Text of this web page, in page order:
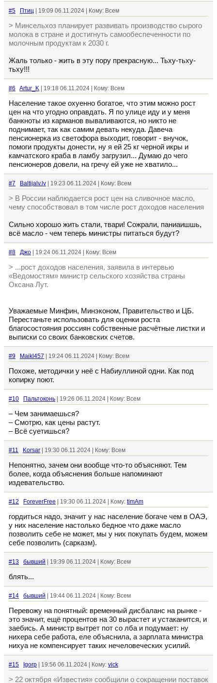
#5 Птиц | 19:09 06.11.2024 | Кому: Всем
> Минсельхоз планирует развивать производство сырого
молока в стране и достигнуть самообеспеченности по
молочным продуктам к 2030 г.
Жаль только - жить в эту пору прекрасную... Тьху-тьху-
тьху!!!
#6 Artur_K | 19:18 06.11.2024 | Кому: Всем
Население такое охуенно богатое, что этим можно рост
цен на что угодно оправдать. Я по улице иду и у меня
банкноты из карманов вываливаются, но никто не
поднимает, так как самим девать некуда. Давеча
пенсионерка из светофора выходит, говорит - внучок,
помоги продукты донести, ну я ей 25 кг черной икры и
камчатского краба в ламбу загрузил... Думаю до чего
пенсионеров довели, на гречу ей уже не хватило...
#7 Baltijalv.lv | 19:23 06.11.2024 | Кому: Всем
> В России наблюдается рост цен на сливочное масло,
чему способствовал в том числе рост доходов населения
Сильно хорошо жить стали, твари! Сожрали, паниаишшь,
всё масло - чем теперь министры питаться будут?
#8 Джо | 19:24 06.11.2024 | Кому: Всем
> ...рост доходов населения, заявила в интервью
«Ведомостям» министр сельского хозяйства страны
Оксана Лут.
Уважаемые Минфин, Минэконом, Правительство и ЦБ.
Перестаньте использовать для оценки роста
благосостояния россиян собственные расчётные листки и
выписки со своих банковских счетов.
#9 Maikl457 | 19:24 06.11.2024 | Кому: Всем
Похоже, методички у неё с Набиуллиной одни. Как под
копирку поют.
#10 Пальтоконь | 19:26 06.11.2024 | Кому: Всем
– Чем занимаешься?
– Смотрю, как цены растут.
– Всё суетишься?
#11 Korsar | 19:30 06.11.2024 | Кому: Всем
Непонятно, зачем они вообще что-то объясняют. Тем
более, когда объяснения больше напоминают
издевательство.
#12 ForeverFree | 19:30 06.11.2024 | Кому: timAm
гордиться надо, значит у нас население богаче чем в ОАЭ,
у них население настолько бедное что даже масло
позволить себе не может, мы у них покупать будем, можем
себе позволить (сарказм).
#13 бывший | 19:39 06.11.2024 | Кому: Всем
блять...
#14 бывший | 19:44 06.11.2024 | Кому: Всем
Перевожу на понятный: временный дисбаланс на рынке -
это значит, ещё процентов на 30 вырастет и устаканится, и
заебись. А министр вытрет пот со лба и подумает: ну
нихера себе работа, еле объяснила, а зарплата министра
нихуа не компенсирует таких нечеловеческих усилий.
#15 Igorp | 19:56 06.11.2024 | Кому: vick
> 22 октября «Известия» сообщили о сокращении поставок